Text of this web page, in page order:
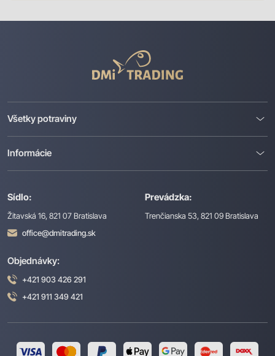
Trading
Sídlo:
Žitavská 16, 821 07 Bratislava
office@dmitrading.sk
Prevádzka:
Trenčianska 53, 821 09 Bratislava
Všetky potraviny
Informácie
Objednávky:
+421 903 426 291
+421 911 349 421